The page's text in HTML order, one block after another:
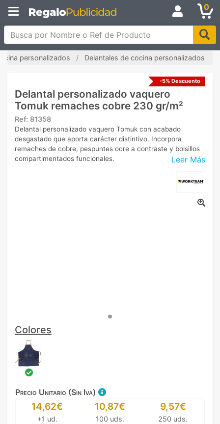
0
Busca por Nombre o Ref de Producto
personalizados Delantales de cocina personalizados
-5% Descuento
Delantal personalizado vaquero
Tomuk remaches cobre 230 gr/m²
Ref: 81358
Leer Más
Delantal personalizado vaquero Tomuk con acabado
desgastado que aporta carácter distintivo. Incorpora
remaches de cobre, pespuntes ocre a contraste y bolsillos
compartimentados funcionales.
Colores
Precio Unitario (Sin Iva)
14,62€
+1 ud.
10,87€
100 uds.
9,57€
250 uds.